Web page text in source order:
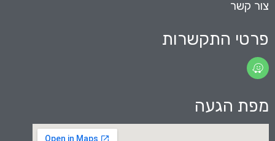
צור קשר
פרטי התקשרות
מפת הגעה